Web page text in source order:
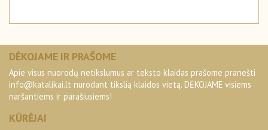
DĖKOJAME IR PRAŠOME
Apie visus nuorodų netikslumus ar teksto klaidas prašome pranešti
info@katalikai.lt nurodant tikslią klaidos vietą. DĖKOJAME visiems
naršantiems ir parašiusiems!
KŪRĖJAI